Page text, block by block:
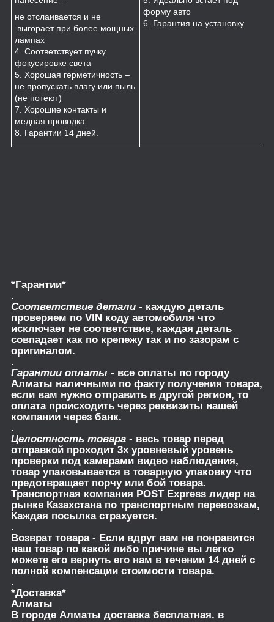
не отслаивается и не
выгорает при более мощных
лампах
4. Соответствует пучку
фокусировке света
5. Хорошая герметичность –
не пропускать влагу или пыль
(не потеют)
7. Хорошие контакты и
медная проводка
8. Гарантии 14 дней.
форму авто
6. Гарантия на установку
*Гарантии*
.
Соответствие детали - каждую деталь
проверяем по VIN коду автомобиля что
исключает не соответствие, каждая деталь
совпадает как по крепежу так и по зазорам с
оригиналом.
.
Гарантии оплаты - все оплаты по городу
Алматы наличными по факту получения товара,
если вам нужно отправить в другой регион, то
оплата происходить через реквизиты нашей
компании через банк.
.
Целостность товара - весь товар перед
отправкой проходит 3х уровневый уровень
проверки под камерами видео наблюдения,
товар упаковывается в товарную упаковку что
предотвращает порчу или бой товара.
Транспортная компания POST Express лидер на
рынке Казахстана по транспортным перевозкам,
Каждая посылка страхуется.
.
Возврат товара- Если вдруг вам не понравится
наш товар по какой либо причине вы легко
можете его вернуть его нам в течении 14 дней с
полной компенсации стоимости товара.
.
*Доставка*
Алматы
В городе Алматы доставка бесплатная. в